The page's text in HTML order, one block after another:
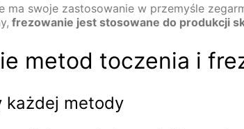
ma swoje zastosowanie w przemyśle
frezowanie jest stosowane do produkcji
metod toczenia i
każdej metody